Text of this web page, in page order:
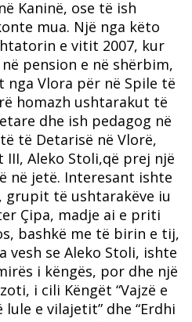
Kaninë, ose të ish
mua. Një nga këto
e vitit 2007, kur
pension e në shërbim,
nga Vlora për në Spile të
homazh ushtarakut të
dhe ish pedagog në
të Detarisë në Vlorë,
Aleko Stoli,që prej një
në jetë. Interesant ishte
grupit të ushtarakëve iu
Çipa, madje ai e priti
bashkë me të birin e tij,
vesh se Aleko Stoli, ishte
i këngës, por dhe një
i cili Këngët “Vajzë e
lule e vilajetit” dhe “Erdhi